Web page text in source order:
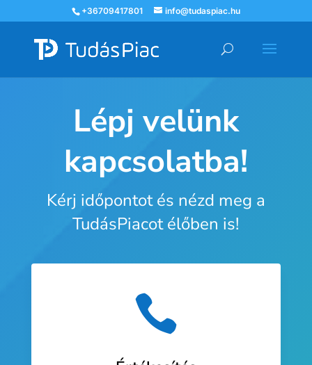
+36709417801 info@tudaspiac.hu
Lépj velünk
kapcsolatba!
Kérj időpontot és nézd meg a
TudásPiacot élőben is!
